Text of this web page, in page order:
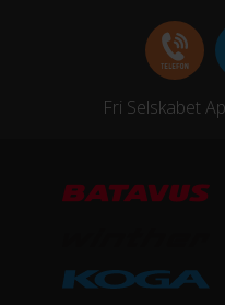
Fri Selskabet